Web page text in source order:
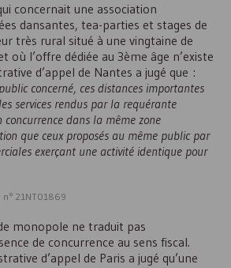
concernait une association
dansantes, tea-parties et stages de
très rural situé à une vingtaine de
où l’offre dédiée au 3ème âge n’existe
d’appel de Nantes a jugé que :
concerné, ces distances importantes
services rendus par la requérante
concurrence dans la même zone
que ceux proposés au même public par
exerçant une activité identique pour
n° 21NT01869
monopole ne traduit pas
de concurrence au sens fiscal.
d’appel de Paris a jugé qu’une